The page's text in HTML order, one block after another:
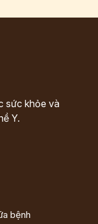
sức khỏe và
Y.
bệnh